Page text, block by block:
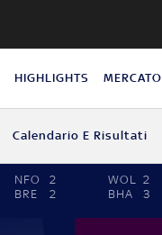
HIGHLIGHTS MERCATO
Calendario E Risultati
NFO
2
BRE
2
WOL
2
BHA
3